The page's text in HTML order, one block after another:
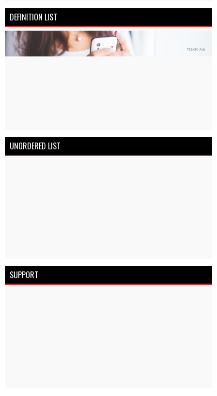
DEFINITION LIST
UNORDERED LIST
SUPPORT